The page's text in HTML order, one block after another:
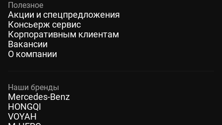
Полезное
Акции и спецпредложения
Консьерж сервис
Корпоративным клиентам
Вакансии
О компании
Наши бренды
Mercedes-Benz
HONGQI
VOYAH